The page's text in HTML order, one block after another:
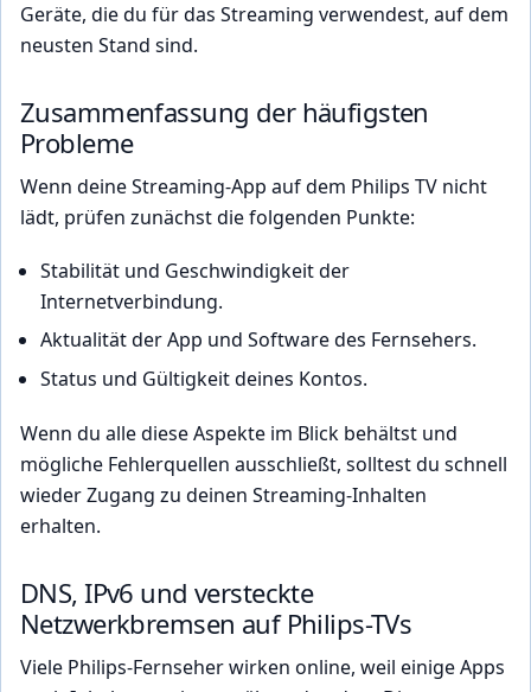
Geräte, die du für das Streaming verwendest, auf dem
neusten Stand sind.
Zusammenfassung der häufigsten
Probleme
Wenn deine Streaming-App auf dem Philips TV nicht
lädt, prüfen zunächst die folgenden Punkte:
Stabilität und Geschwindigkeit der
Internetverbindung.
Aktualität der App und Software des Fernsehers.
Status und Gültigkeit deines Kontos.
Wenn du alle diese Aspekte im Blick behältst und
mögliche Fehlerquellen ausschließt, solltest du schnell
wieder Zugang zu deinen Streaming-Inhalten
erhalten.
DNS, IPv6 und versteckte
Netzwerkbremsen auf Philips-TVs
Viele Philips-Fernseher wirken online, weil einige Apps